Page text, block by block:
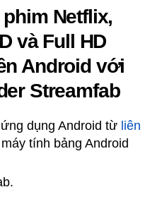
Netflix,
và Full HD
Android với
Streamfab
dụng Android từ liên
tính bảng Android